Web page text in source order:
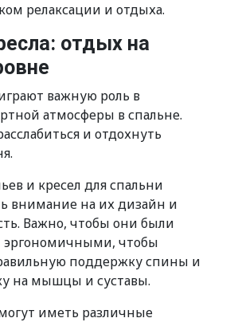
релаксации и отдыха.
отдых на
важную роль в
атмосферы в спальне.
и отдохнуть
и кресел для спальни
внимание на их дизайн и
Важно, чтобы они были
чтобы
поддержку спины и
на мышцы и суставы.
иметь различные